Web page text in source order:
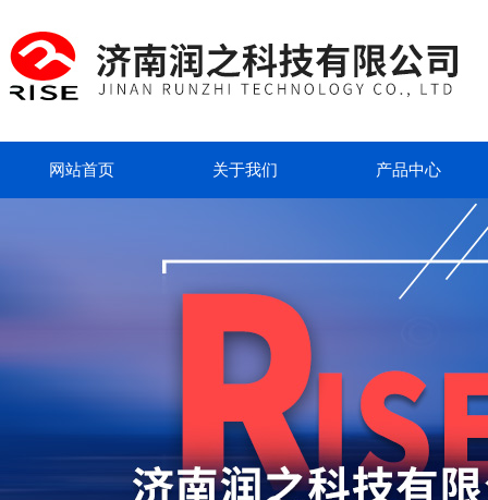
网站首页 关于我们 产品中心